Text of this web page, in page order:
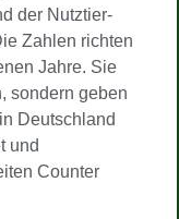
der Nutztier-
Zahlen richten
Jahre. Sie
sondern geben
Deutschland
und
Counter